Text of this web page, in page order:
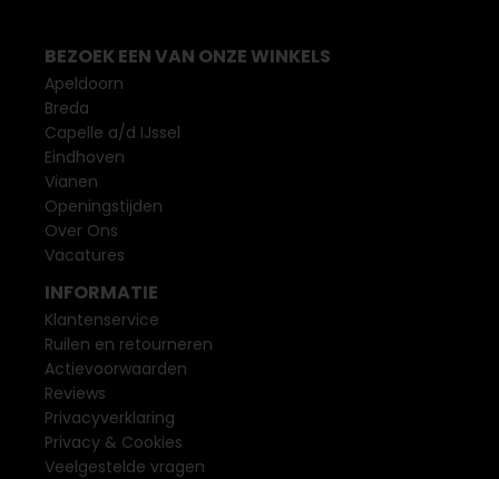
BEZOEK EEN VAN ONZE WINKELS
Apeldoorn
Breda
Capelle a/d IJssel
Eindhoven
Vianen
Openingstijden
Over Ons
Vacatures
INFORMATIE
Klantenservice
Ruilen en retourneren
Actievoorwaarden
Reviews
Privacyverklaring
Privacy & Cookies
Veelgestelde vragen